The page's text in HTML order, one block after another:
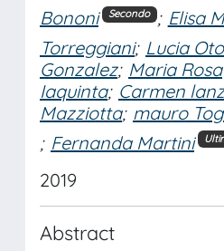
Bononi
Secondo ; Elisa
Torreggiani; Lucia
Gonzalez; Maria Rosa
Iaquinta; Carmen
Mazziotta; mauro
; Fernanda Martini
2019
Abstract